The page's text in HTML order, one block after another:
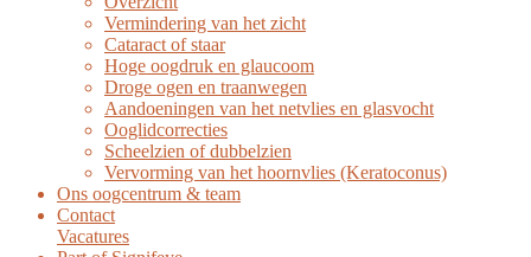
Vermindering van het zicht
Cataract of staar
Hoge oogdruk en glaucoom
Droge ogen en traanwegen
Aandoeningen van het netvlies en glasvocht
Ooglidcorrecties
Scheelzien of dubbelzien
Vervorming van het hoornvlies (Keratoconus)
Ons oogcentrum & team
Contact
Vacatures